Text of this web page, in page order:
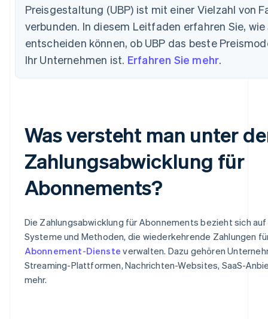
Preisgestaltung (UBP) ist mit einer Vielzahl von
verbunden. In diesem Leitfaden erfahren Sie, wie
entscheiden können, ob UBP das beste
Ihr Unternehmen ist. Erfahren Sie mehr.
Was versteht man unter
Zahlungsabwicklung für
Abonnements?
Die Zahlungsabwicklung für Abonnements bezieht sich
Systeme und Methoden, die wiederkehrende Zahlungen
Abonnement-Dienste verwalten. Dazu gehören
Streaming-Plattformen, Nachrichten-Websites, SaaS-
mehr.